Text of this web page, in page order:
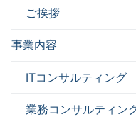
ご挨拶
事業内容
ITコンサルティング
業務コンサルティン